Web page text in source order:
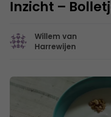
Inzicht –
Willem van
Harrewijen